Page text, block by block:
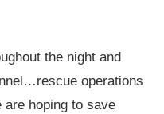
the night and
operations
are hoping to save